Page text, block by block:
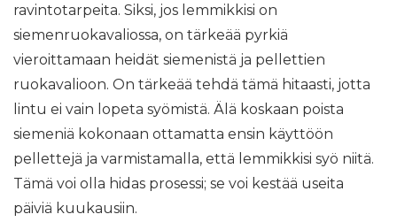
ravintotarpeita. Siksi, jos lemmikkisi on
siemenruokavaliossa, on tärkeää pyrkiä
vieroittamaan heidät siemenistä ja pellettien
ruokavalioon. On tärkeää tehdä tämä hitaasti, jotta
lintu ei vain lopeta syömistä. Älä koskaan poista
siemeniä kokonaan ottamatta ensin käyttöön
pellettejä ja varmistamalla, että lemmikkisi syö niitä.
Tämä voi olla hidas prosessi; se voi kestää useita
päiviä kuukausiin.